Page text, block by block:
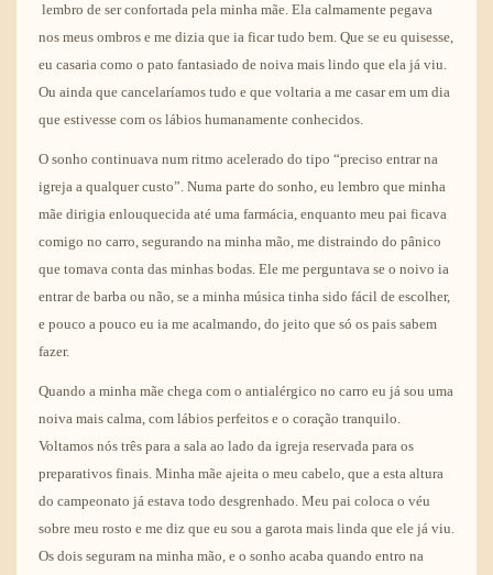
lembro de ser confortada pela minha mãe. Ela calmamente pegava
nos meus ombros e me dizia que ia ficar tudo bem. Que se eu quisesse,
eu casaria como o pato fantasiado de noiva mais lindo que ela já viu.
Ou ainda que cancelaríamos tudo e que voltaria a me casar em um dia
que estivesse com os lábios humanamente conhecidos.
O sonho continuava num ritmo acelerado do tipo “preciso entrar na
igreja a qualquer custo”. Numa parte do sonho, eu lembro que minha
mãe dirigia enlouquecida até uma farmácia, enquanto meu pai ficava
comigo no carro, segurando na minha mão, me distraindo do pânico
que tomava conta das minhas bodas. Ele me perguntava se o noivo ia
entrar de barba ou não, se a minha música tinha sido fácil de escolher,
e pouco a pouco eu ia me acalmando, do jeito que só os pais sabem
fazer.
Quando a minha mãe chega com o antialérgico no carro eu já sou uma
noiva mais calma, com lábios perfeitos e o coração tranquilo.
Voltamos nós três para a sala ao lado da igreja reservada para os
preparativos finais. Minha mãe ajeita o meu cabelo, que a esta altura
do campeonato já estava todo desgrenhado. Meu pai coloca o véu
sobre meu rosto e me diz que eu sou a garota mais linda que ele já viu.
Os dois seguram na minha mão, e o sonho acaba quando entro na